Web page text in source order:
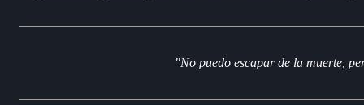
"No puedo escapar de la muerte,